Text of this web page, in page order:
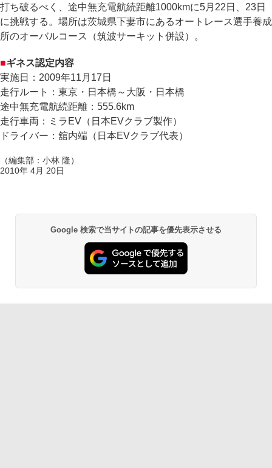
打ち破るべく、途中無充電航続距離1000kmに5月22日、23日
に挑戦する。場所は茨城県下妻市にあるオートレース選手養成
所のオーバルコース（筑波サーキット併設）。
■ギネス認定内容
実施日：2009年11月17日
走行ルート：東京・日本橋～大阪・日本橋
途中無充電航続距離：555.6km
走行車両：ミラEV（日本EVクラブ製作）
ドライバー：舘内端（日本EVクラブ代表）
（編集部：小林 隆）
2010年 4月 20日
Google 検索で当サイトの記事を優先表示させる